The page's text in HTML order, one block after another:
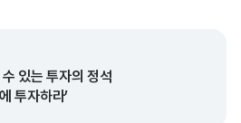
있는 투자의 정석
투자하라’